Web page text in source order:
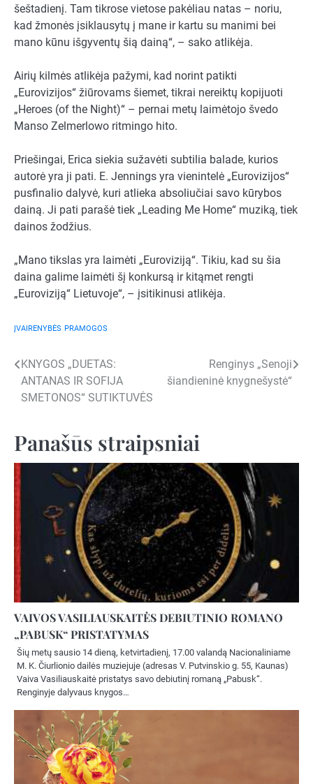
šeštadienį. Tam tikrose vietose pakėliau natas – noriu,
kad žmonės įsiklausytų į mane ir kartu su manimi bei
mano kūnu išgyventų šią dainą“, – sako atlikėja.
Airių kilmės atlikėja pažymi, kad norint patikti
„Eurovizijos“ žiūrovams šiemet, tikrai nereiktų kopijuoti
„Heroes (of the Night)“ – pernai metų laimėtojo švedo
Manso Zelmerlowo ritmingo hito.
Priešingai, Erica siekia sužavėti subtilia balade, kurios
autorė yra ji pati. E. Jennings yra vienintelė „Eurovizijos“
pusfinalio dalyvė, kuri atlieka absoliučiai savo kūrybos
dainą. Ji pati parašė tiek „Leading Me Home“ muziką, tiek
dainos žodžius.
„Mano tikslas yra laimėti „Euroviziją“. Tikiu, kad su šia
daina galime laimėti šį konkursą ir kitąmet rengti
„Euroviziją“ Lietuvoje“, – įsitikinusi atlikėja.
ĮVAIRENYBĖS PRAMOGOS
Navigacija
tarp
KNYGOS „DUETAS:
ANTANAS IR SOFIJA
SMETONOS“ SUTIKTUVĖS
Renginys „Senoji
šiandieninė knygnešystė“
Panašūs straipsniai
VAIVOS VASILIAUSKAITĖS DEBIUTINIO ROMANO
„PABUSK“ PRISTATYMAS
Šių metų sausio 14 dieną, ketvirtadienį, 17.00 valandą Nacionaliniame
M. K. Čiurlionio dailės muziejuje (adresas V. Putvinskio g. 55, Kaunas)
Vaiva Vasiliauskaitė pristatys savo debiutinį romaną „Pabusk“.
Renginyje dalyvaus knygos…